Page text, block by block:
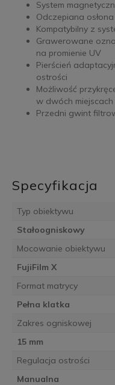
System
Odczepiana
Kompatybilny z
Grawerowane
na promienie UV
Pierścień
ostrości
Możliwość
w dwóch miejscach
Przedni gwint
Specyfikacja
Typ obiektywu
Stałoogniskowy
Mocowanie obiektywu
FujiFilm X
Format matrycy
Pełna klatka
Zakres ogniskowej
15 mm
Regulacja ostrości
Manualna